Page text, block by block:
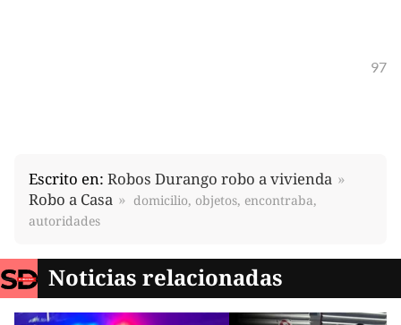
97
Escrito en: Robos Durango robo a vivienda
Robo a Casa
domicilio, objetos, encontraba,
autoridades
Noticias relacionadas